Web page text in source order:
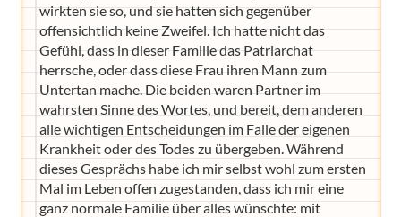
wirkten sie so, und sie hatten sich gegenüber
offensichtlich keine Zweifel. Ich hatte nicht das
Gefühl, dass in dieser Familie das Patriarchat
herrsche, oder dass diese Frau ihren Mann zum
Untertan mache. Die beiden waren Partner im
wahrsten Sinne des Wortes, und bereit, dem anderen
alle wichtigen Entscheidungen im Falle der eigenen
Krankheit oder des Todes zu übergeben. Während
dieses Gesprächs habe ich mir selbst wohl zum ersten
Mal im Leben offen zugestanden, dass ich mir eine
ganz normale Familie über alles wünschte: mit